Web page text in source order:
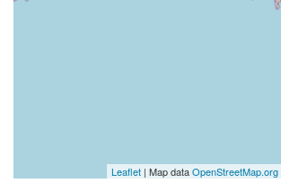
Leaflet | Map dataOpenStreetMap.org